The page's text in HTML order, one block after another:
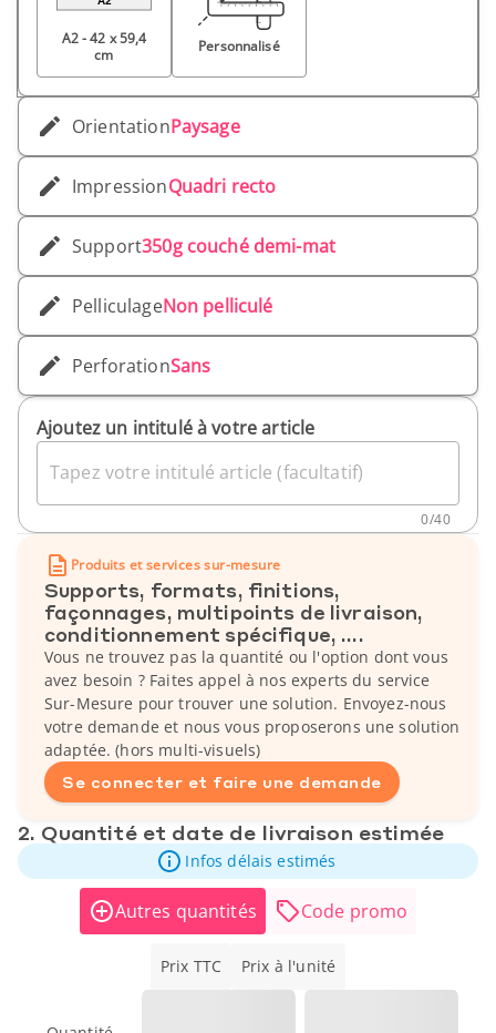
A2 - 42 x 59,4
cm
Personnalisé
OrientationPaysage
ImpressionQuadri recto
Support350g couché demi-mat
PelliculageNon pelliculé
PerforationSans
Ajoutez un intitulé à votre article
Tapez votre intitulé article (facultatif)
0/40
Produits et services sur-mesure
Supports, formats, finitions,
façonnages, multipoints de livraison,
conditionnement spécifique, ....
Vous ne trouvez pas la quantité ou l'option dont vous
avez besoin ? Faites appel à nos experts du service
Sur-Mesure pour trouver une solution. Envoyez-nous
votre demande et nous vous proposerons une solution
adaptée. (hors multi-visuels)
Se connecter et faire une demande
2. Quantité et date de livraison estimée
Infos délais estimés
Autres quantités Code promo
Prix TTC Prix à l'unité